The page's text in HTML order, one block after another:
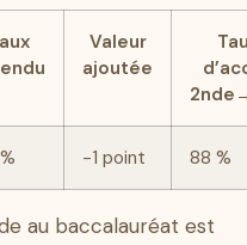
Valeur
ajoutée
-1 point 88 %
au baccalauréat est